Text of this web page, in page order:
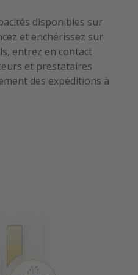
disponibles sur
et enchérissez sur
entrez en contact
et prestataires
des expéditions à